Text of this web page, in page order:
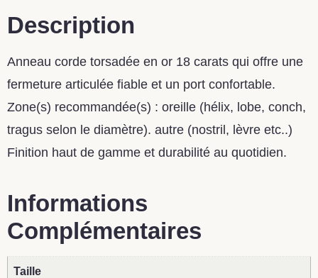
Description
Anneau corde torsadée en or 18 carats qui offre une
fermeture articulée fiable et un port confortable.
Zone(s) recommandée(s) : oreille (hélix, lobe, conch,
tragus selon le diamètre). autre (nostril, lèvre etc..)
Finition haut de gamme et durabilité au quotidien.
Informations
Complémentaires
Taille